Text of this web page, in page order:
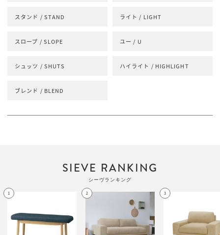
スタンド / STAND ライト / LIGHT
スロープ / SLOPE ユー / U
シュッツ / SHUTS ハイライト / HIGHLIGHT
ブレンド / BLEND
SIEVE RANKING
シーヴランキング
1 2 3